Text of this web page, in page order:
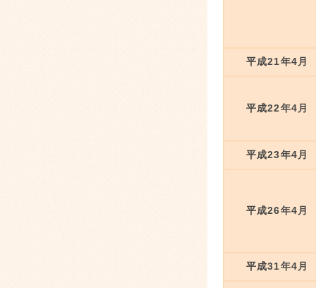
平成21年4月
平成22年4月
平成23年4月
平成26年4月
平成31年4月